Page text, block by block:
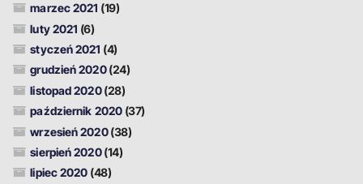
marzec 2021 (19)
luty 2021 (6)
styczeń 2021 (4)
grudzień 2020(24)
listopad 2020(28)
październik 2020(37)
wrzesień 2020(38)
sierpień 2020(14)
lipiec 2020 (48)